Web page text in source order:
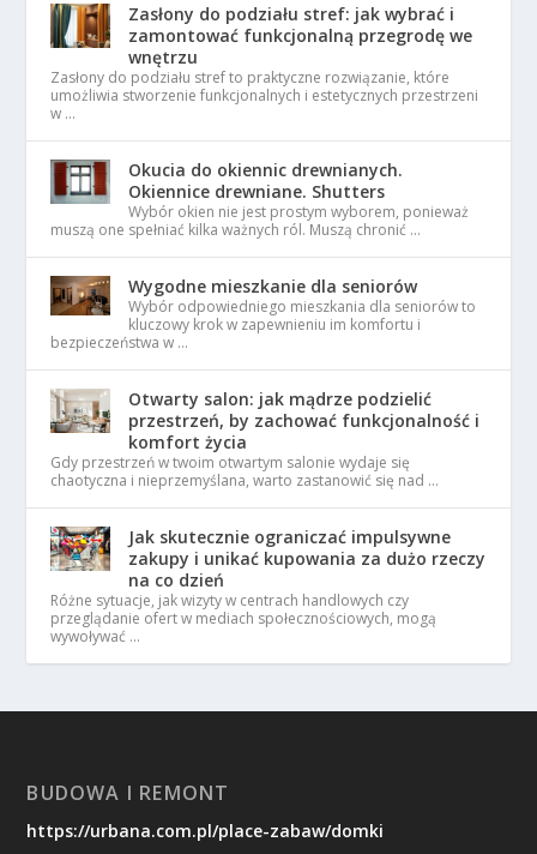
Zasłony do podziału stref: jak wybrać i
zamontować funkcjonalną przegrodę we
wnętrzu
Zasłony do podziału stref to praktyczne rozwiązanie, które
umożliwia stworzenie funkcjonalnych i estetycznych przestrzeni
w …
Okucia do okiennic drewnianych.
Okiennice drewniane. Shutters
Wybór okien nie jest prostym wyborem, ponieważ
muszą one spełniać kilka ważnych ról. Muszą chronić …
Wygodne mieszkanie dla seniorów
Wybór odpowiedniego mieszkania dla seniorów to
kluczowy krok w zapewnieniu im komfortu i
bezpieczeństwa w …
Otwarty salon: jak mądrze podzielić
przestrzeń, by zachować funkcjonalność i
komfort życia
Gdy przestrzeń w twoim otwartym salonie wydaje się
chaotyczna i nieprzemyślana, warto zastanowić się nad …
Jak skutecznie ograniczać impulsywne
zakupy i unikać kupowania za dużo rzeczy
na co dzień
Różne sytuacje, jak wizyty w centrach handlowych czy
przeglądanie ofert w mediach społecznościowych, mogą
wywoływać …
BUDOWA I REMONT
https://urbana.com.pl/place-zabaw/domki